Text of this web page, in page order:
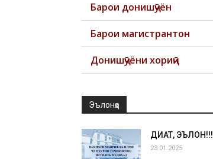
Барои донишҷӯён
Барои магистрантон
Донишҷӯёни хориҷӣ
Эълонҳо
ДИҚҚАТ, ЭЪЛОН!!!
23.01.2025